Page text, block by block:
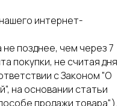
интернет-
не позднее, чем через 7
покупки, не считая дня
с Законом "О
на основании статьи
продажи товара").